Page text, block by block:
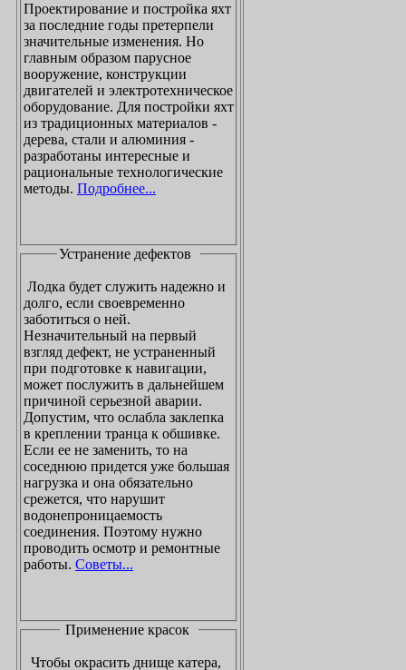
Проектирование и постройка яхт
за последние годы претерпели
значительные изменения. Но
главным образом парусное
вооружение, конструкции
двигателей и электротехническое
оборудование. Для постройки яхт
из традиционных материалов -
дерева, стали и алюминия -
разработаны интересные и
рациональные технологические
методы. Подробнее...
Устранение дефектов
Лодка будет служить надежно и
долго, если своевременно
заботиться о ней.
Незначительный на первый
взгляд дефект, не устраненный
при подготовке к навигации,
может послужить в дальнейшем
причиной серьезной аварии.
Допустим, что ослабла заклепка
в креплении транца к обшивке.
Если ее не заменить, то на
соседнюю придется уже большая
нагрузка и она обязательно
срежется, что нарушит
водонепроницаемость
соединения. Поэтому нужно
проводить осмотр и ремонтные
работы. Советы...
Применение красок